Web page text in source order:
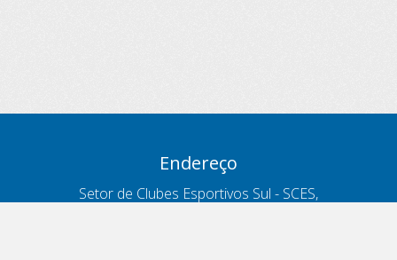
Endereço
Setor de Clubes Esportivos Sul - SCES,